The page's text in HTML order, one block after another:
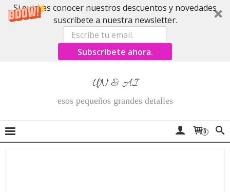
Si quieres conocer nuestros descuentos y novedades
suscríbete a nuestra newsletter.
Subscríbete ahora.
UN & AI
esos pequeños grandes detalles
0